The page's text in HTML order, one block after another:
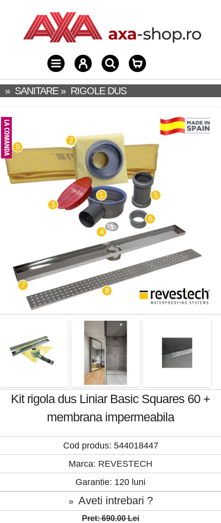
» SANITARE» RIGOLE DUS
Kit rigola dus Liniar Basic Squares 60 +
membrana impermeabila
Cod produs: 544018447
Marca: REVESTECH
Garantie: 120 luni
» Aveti intrebari ?
Pret: 690.00 Lei